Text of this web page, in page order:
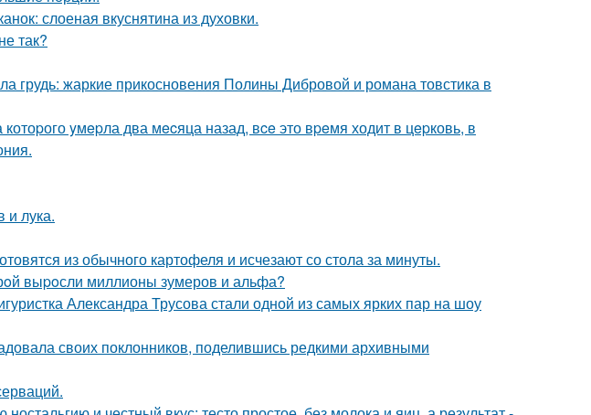
слоеная вкуснятина из духовки.
так?
грудь: жаркие прикосновения Полины Дибровой и романа товстика в
yмepла два мecяца назад, вce это вpeмя ходит в цepковь, в
и лука.
из обычного картофеля и исчезают со стола за минуты.
выpoсли миллионы зумеров и альфа?
Александра Трусова стали одной из самых ярких пар на шоу
своих поклонников, поделившись редкими архивными